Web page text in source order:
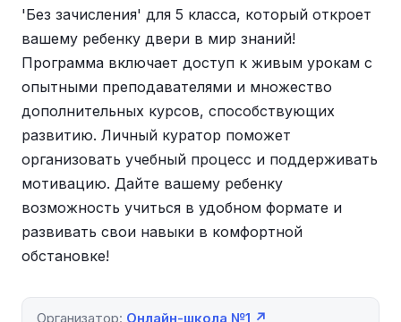
'Без зачисления' для 5 класса, который откроет
вашему ребенку двери в мир знаний!
Программа включает доступ к живым урокам с
опытными преподавателями и множество
дополнительных курсов, способствующих
развитию. Личный куратор поможет
организовать учебный процесс и поддерживать
мотивацию. Дайте вашему ребенку
возможность учиться в удобном формате и
развивать свои навыки в комфортной
обстановке!
Организатор: Онлайн-школа №1 ↗